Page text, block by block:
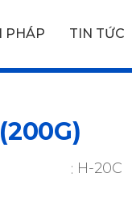
PHÁP TIN TỨC
H-20C